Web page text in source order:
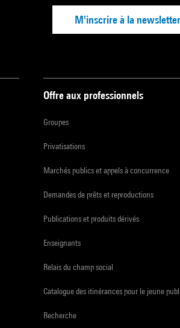
M'inscrire à la newsletter
Offre aux professionnels
Groupes
Privatisations
Marchés publics et appels à concurrence
Demandes de prêts et reproductions
Publications et produits dérivés
Enseignants
Relais du champ social
Catalogue des itinérances pour le jeune
Recherche